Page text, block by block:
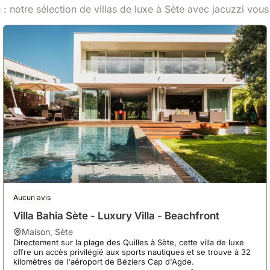
notre sélection de villas de luxe à Sète avec jacuzzi
Aucun avis
Villa Bahia Sète - Luxury Villa - Beachfront
maison, Sète
Directement sur la plage des Quilles à Sète, cette villa de luxe
offre un accès privilégié aux sports nautiques et se trouve à 32
kilomètres de l'aéroport de Béziers Cap d'Agde.